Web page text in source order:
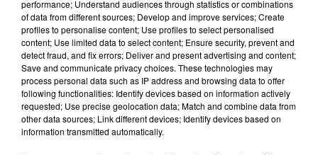
Lecture (1 min 14 sec)
100%
100% Radio l'agenda du sud Tarn
performance; Understand audiences through statistics or combinations
of data from different sources; Develop and improve services; Create
profiles to personalise content; Use profiles to select personalised
content; Use limited data to select content; Ensure security, prevent and
detect fraud, and fix errors; Deliver and present advertising and content;
Save and communicate privacy choices. These technologies may
process personal data such as IP address and browsing data to offer
following functionalities: Identify devices based on information actively
requested; Use precise geolocation data; Match and combine data from
other data sources; Link different devices; Identify devices based on
information transmitted automatically.